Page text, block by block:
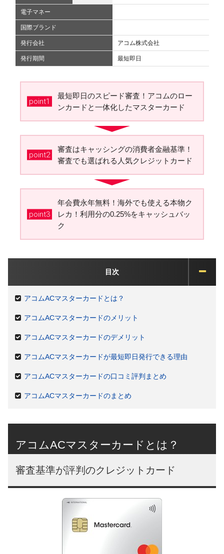
電子マネー
国際ブランド
発行会社 アコム株式会社
発行期間 最短即日
point1
最短即日のスピード審査！アコムのロー
ンカードと一体化したマスターカード
point2
審査はキャッシングの消費者金融基準！
審査でも選ばれる人気クレジットカード
point3
年会費永年無料！海外でも使える本物ク
レカ！利用分の0.25%をキャッシュバッ
ク
目次
アコムACマスターカードとは？
アコムACマスターカードのメリット
アコムACマスターカードのデメリット
アコムACマスターカードが最短即日発行できる理由
アコムACマスターカードの口コミ評判まとめ
アコムACマスターカードのまとめ
アコムACマスターカードとは？
審査基準が評判のクレジットカード